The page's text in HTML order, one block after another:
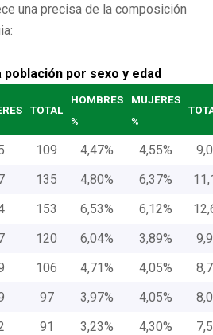
una precisa de la composición
por sexo y edad
TOTAL
HOMBRES
%
MUJERES
%
109 4,47% 4,55%
135 4,80% 6,37%
153 6,53% 6,12%
120 6,04% 3,89%
106 4,71% 4,05%
97 3,97% 4,05%
91 3,23% 4,30%